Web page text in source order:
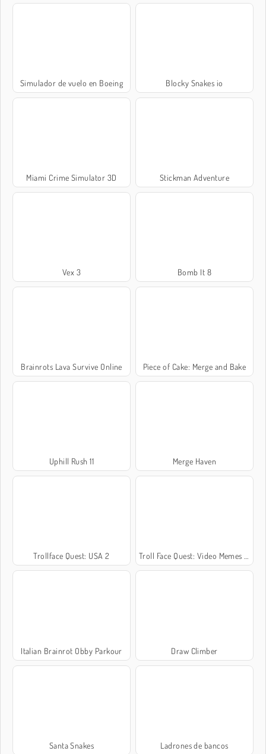
Simulador de vuelo en Boeing Blocky Snakes io
Miami Crime Simulator 3D Stickman Adventure
Vex 3 Bomb It 8
Brainrots Lava Survive Online Piece of Cake: Merge and Bake
Uphill Rush 11 Merge Haven
Trollface Quest: USA 2 Troll Face Quest: Video Memes and TV Shows: Part 1
Italian Brainrot Obby Parkour Draw Climber
Santa Snakes Ladrones de bancos